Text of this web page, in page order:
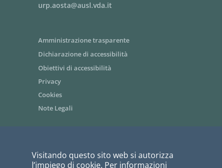
urp.aosta@ausl.vda.it
Amministrazione trasparente
Dichiarazione di accessibilità
Obiettivi di accessibilità
Privacy
Cookies
Note Legali
Siti tematici - link utili
Visitando questo sito web si autorizza
l’impiego di cookie. Per informazioni